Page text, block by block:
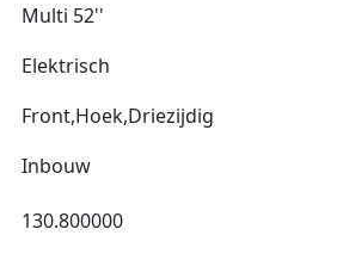
Multi 52''
Elektrisch
Front,Hoek,Driezijdig
Inbouw
130.800000